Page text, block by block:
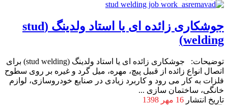
جوشکاری زائده ای یا استاد ولدینگ (stud
welding)
توضیحات: جوشکاری زائده ای یا استاد ولدینگ (stud welding) برای
اتصال انواع زائده از قبیل پیچ، مهره، میل گرد و غیره بر روی سطوح
فلزات به کار می رود و کاربرد زیادی در صنایع خودروسازی، لوازم
خانگی، ساختمان سازی ...
تاریخ انتشار 16 مهر 1398